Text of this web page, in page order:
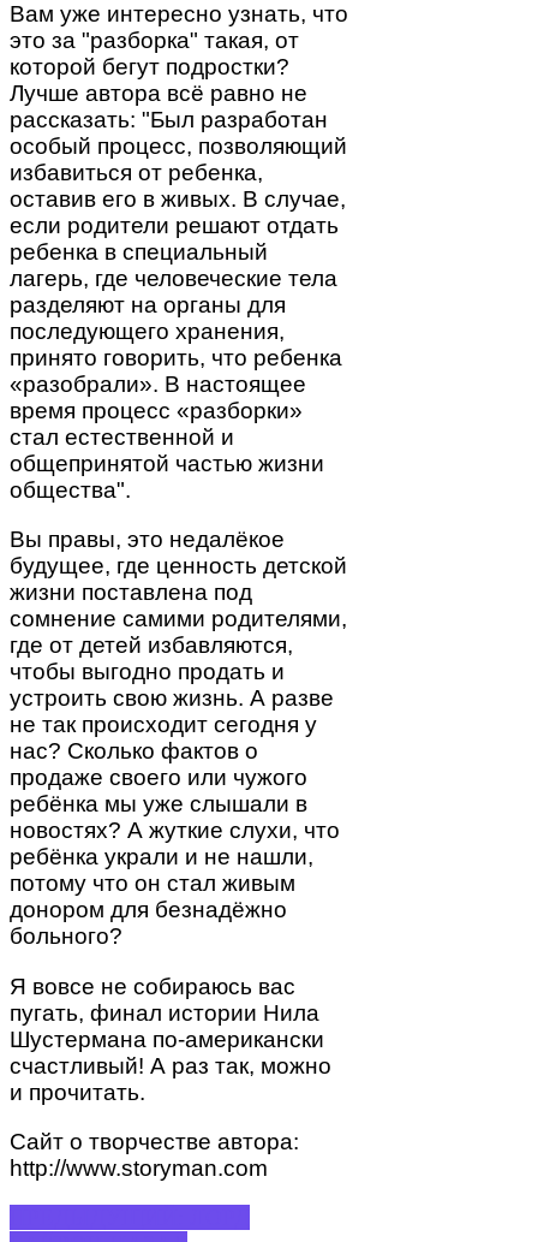
Вам уже интересно узнать, что
это за "разборка" такая, от
которой бегут подростки?
Лучше автора всё равно не
рассказать: "Был разработан
особый процесс, позволяющий
избавиться от ребенка,
оставив его в живых. В случае,
если родители решают отдать
ребенка в специальный
лагерь, где человеческие тела
разделяют на органы для
последующего хранения,
принято говорить, что ребенка
«разобрали». В настоящее
время процесс «разборки»
стал естественной и
общепринятой частью жизни
общества".
Вы правы, это недалёкое
будущее, где ценность детской
жизни поставлена под
сомнение самими родителями,
где от детей избавляются,
чтобы выгодно продать и
устроить свою жизнь. А разве
не так происходит сегодня у
нас? Сколько фактов о
продаже своего или чужого
ребёнка мы уже слышали в
новостях? А жуткие слухи, что
ребёнка украли и не нашли,
потому что он стал живым
донором для безнадёжно
больного?
Я вовсе не собираюсь вас
пугать, финал истории Нила
Шустермана по-американски
счастливый! А раз так, можно
и прочитать.
Сайт о творчестве автора:
http://www.storyman.com